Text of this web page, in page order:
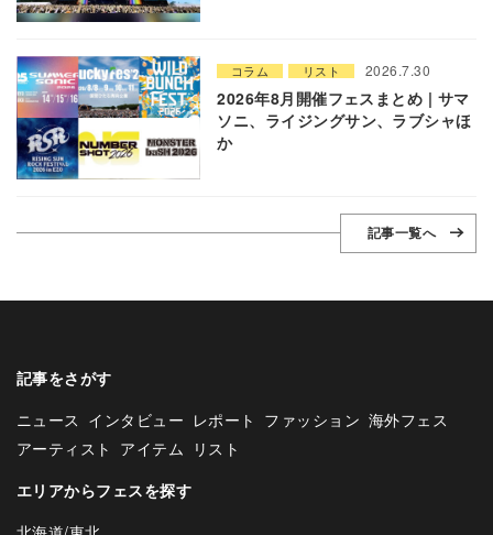
コラム リスト 2026.7.30
2026年8月開催フェスまとめ | サマ
ソニ、ライジングサン、ラブシャほ
か
記事一覧へ
記事をさがす
ニュース インタビュー レポート ファッション 海外フェス
アーティスト アイテム
リスト
エリアからフェスを探す